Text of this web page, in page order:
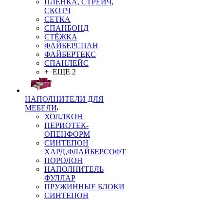
ПЛЁНКА, СТРЕЙЧ,
СКОТЧ
СЕТКА
СПАНБОНД
СТЁЖКА
ФАЙБЕРСПАН
ФАЙБЕРТЕКС
СПАНЛЕЙС
+ ЕЩЕ 2
НАПОЛНИТЕЛИ ДЛЯ
МЕБЕЛИ
ХОЛЛКОН
ПЕРИОТЕК-
ОПЕНФОРМ
СИНТЕПОН
ХАРД,ФЛАЙБЕРСОФТ
ПОРОЛОН
НАПОЛНИТЕЛЬ
ФУЛЛАР
ПРУЖИННЫЕ БЛОКИ
СИНТЕПОН